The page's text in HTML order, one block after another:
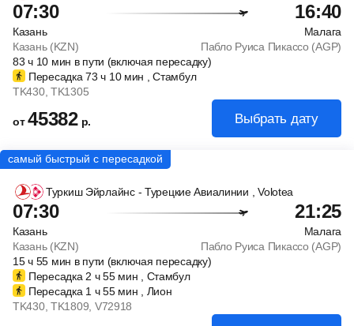
07:30 16:40
Казань
Малага
Казань (KZN)
Пабло Руиса Пикассо (AGP)
83ч10 мин в пути (включая пересадку)
Пересадка 73ч 10 мин , Стамбул
TK430, TK1305
от45382 р. Выбрать дату
Туркиш Эйрлайнс - Турецкие Авиалинии , Volotea
07:30 21:25
Казань
Малага
Казань (KZN)
Пабло Руиса Пикассо (AGP)
15ч55 мин в пути (включая пересадку)
Пересадка 2 ч55 мин , Стамбул
Пересадка 1 ч55 мин , Лион
TK430, TK1809 , V72918